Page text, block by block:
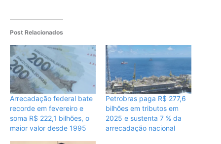
Post Relacionados
Arrecadação federal bate
recorde em fevereiro e
soma R$ 222,1 bilhões, o
maior valor desde 1995
Petrobras paga R$ 277,6
bilhões em tributos em
2025 e sustenta 7 % da
arrecadação nacional